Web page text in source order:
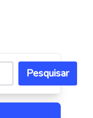
Pesquisar